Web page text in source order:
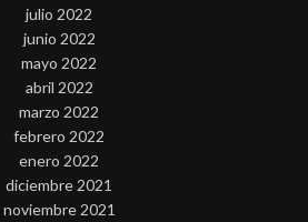
julio 2022
junio 2022
mayo 2022
abril 2022
marzo 2022
febrero 2022
enero 2022
diciembre 2021
noviembre 2021